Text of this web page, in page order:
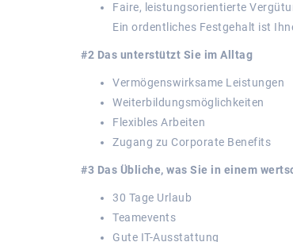
Faire, leistungsorientierte
Ein ordentliches Festgehalt ist
#2 Das unterstützt Sie im Alltag
Vermögenswirksame Leistungen
Weiterbildungsmöglichkeiten
Flexibles Arbeiten
Zugang zu Corporate Benefits
#3 Das Übliche, was Sie in einem
30 Tage Urlaub
Teamevents
Gute IT-Ausstattung